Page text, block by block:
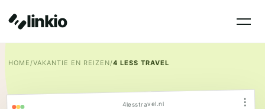
linkio
HOME/VAKANTIE EN REIZEN/4 LESS TRAVEL
4lesstravel.nl ⋮